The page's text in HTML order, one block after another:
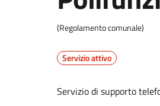
(Regolamento comunale)
Servizio attivo
Servizio di supporto